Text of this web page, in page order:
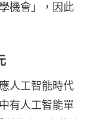
機會」，因此
人工智能時代
有人工智能單